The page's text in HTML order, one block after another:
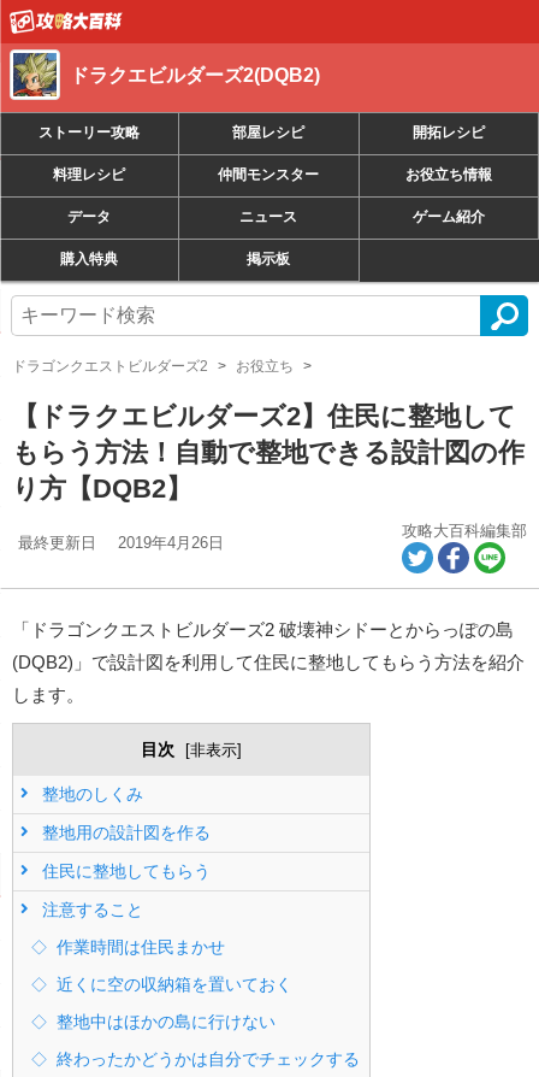
ドラクエビルダーズ2(DQB2)
ストーリー攻略 部屋レシピ 開拓レシピ
料理レシピ 仲間モンスター お役立ち情報
データ ニュース ゲーム紹介
購入特典 掲示板
ドラゴンクエストビルダーズ2 お役立ち
【ドラクエビルダーズ2】住民に整地して
もらう方法！自動で整地できる設計図の作
り方【DQB2】
最終更新日 2019年4月26日
攻略大百科編集部
「ドラゴンクエストビルダーズ2 破壊神シドーとからっぽの島
(DQB2)」で設計図を利用して住民に整地してもらう方法を紹介
します。
目次 [非表示]
整地のしくみ
整地用の設計図を作る
住民に整地してもらう
注意すること
作業時間は住民まかせ
近くに空の収納箱を置いておく
整地中はほかの島に行けない
終わったかどうかは自分でチェックする